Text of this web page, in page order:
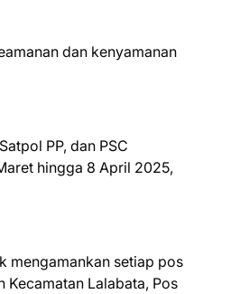
dan kenyamanan
PP, dan PSC
hingga 8 April 2025,
mengamankan setiap pos
Kecamatan Lalabata, Pos